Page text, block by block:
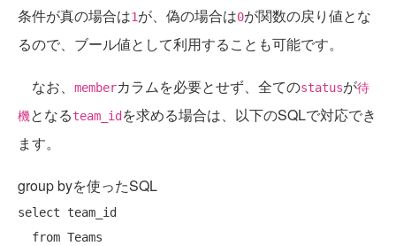
条件が真の場合は1が、偽の場合は0が関数の戻り値とな
るので、ブール値として利用することも可能です。
なお、 memberカラムを必要とせず、全てのstatusが待
機となるteam_id を求める場合は、以下のSQLで対応でき
ます。
group byを使ったSQL
select team_id
from